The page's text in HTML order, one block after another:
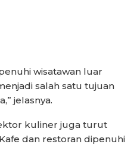
wisatawan luar
salah satu tujuan
jelasnya.
kuliner juga turut
dan restoran dipenuhi